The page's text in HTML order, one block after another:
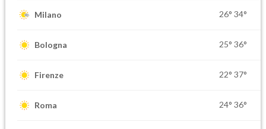
Milano 26° 34°
Bologna 25° 36°
Firenze 22° 37°
Roma 24° 36°